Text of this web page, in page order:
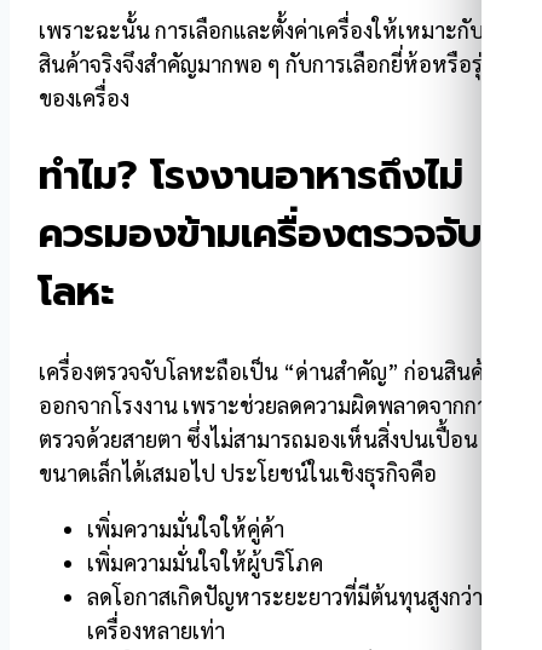
เพราะฉะนั้น การเลือกและตั้งค่าเครื่องให้เหมาะกับ
สินค้าจริงจึงสำคัญมากพอ ๆ กับการเลือกยี่ห้อหรือรุ่น
ของเครื่อง
ทำไม? โรงงานอาหารถึงไม่
ควรมองข้ามเครื่องตรวจจับ
โลหะ
เครื่องตรวจจับโลหะถือเป็น “ด่านสำคัญ” ก่อนสินค้า
ออกจากโรงงาน เพราะช่วยลดความผิดพลาดจากการ
ตรวจด้วยสายตา ซึ่งไม่สามารถมองเห็นสิ่งปนเปื้อน
ขนาดเล็กได้เสมอไป ประโยชน์ในเชิงธุรกิจคือ
เพิ่มความมั่นใจให้คู่ค้า
เพิ่มความมั่นใจให้ผู้บริโภค
ลดโอกาสเกิดปัญหาระยะยาวที่มีต้นทุนสูงกว่า
เครื่องหลายเท่า